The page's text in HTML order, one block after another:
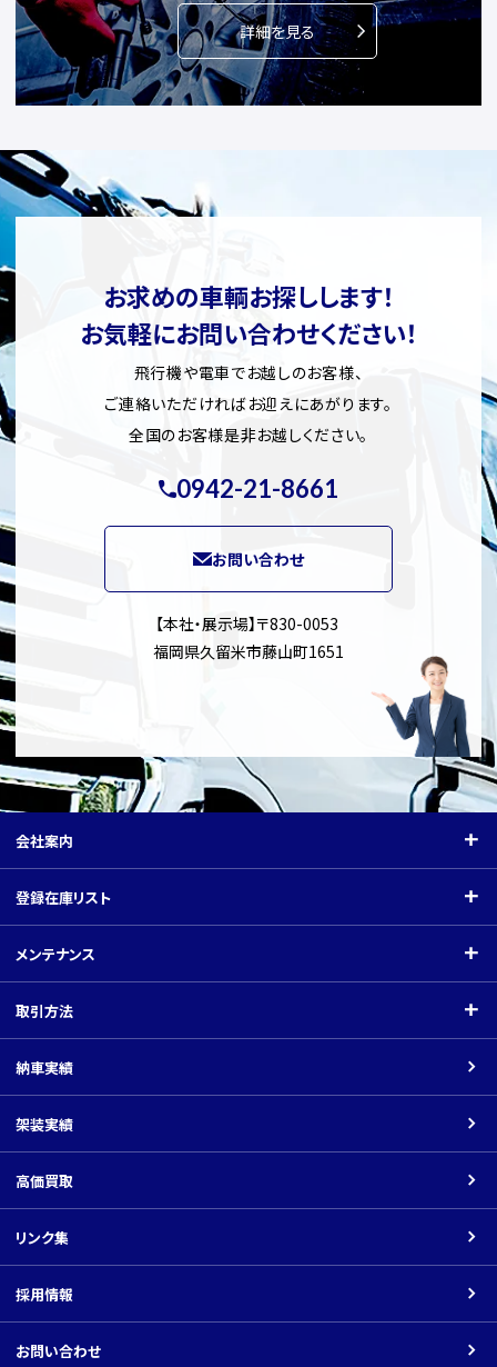
詳細を見る
お求めの車輌お探しします！
お気軽にお問い合わせください！
飛行機や電車でお越しのお客様、
ご連絡いただければお迎えにあがります。
全国のお客様是非お越しください。
0942-21-8661
お問い合わせ
【本社・展示場】〒830-0053
福岡県久留米市藤山町1651
会社案内
会社案内
会社概要
登録在庫リスト
登録在庫リスト
クレーン付（中型）
車載車
ダンプ
その他の車種
メンテナンス
メンテナンス
架装工場
取引方法
取引方法
ネットでのお取引の場合
振込先口座
納車実績
架装実績
高価買取
リンク集
採用情報
お問い合わせ